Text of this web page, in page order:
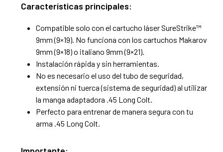
Características principales:
Compatible solo con el cartucho láser SureStrike™
9mm (9×19). No funciona con los cartuchos Makarov
9mm (9×18) o italiano 9mm (9×21).
Instalación rápida y sin herramientas.
No es necesario el uso del tubo de seguridad,
extensión ni tuerca (sistema de seguridad) al utilizar
la manga adaptadora .45 Long Colt.
Perfecto para entrenar de manera segura con tu
arma .45 Long Colt.